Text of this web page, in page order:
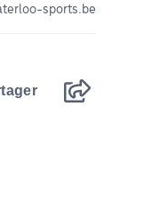
sports.be